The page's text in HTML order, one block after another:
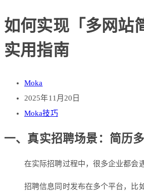
如何实现「多网站
实用指南
Moka
2025年11月20日
Moka技巧
一、真实招聘场景：简历
在实际招聘过程中，很多企业都会
招聘信息同时发布在多个平台，比